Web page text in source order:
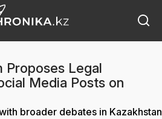
Proposes Legal
Media Posts on
broader debates in Kazakhstan